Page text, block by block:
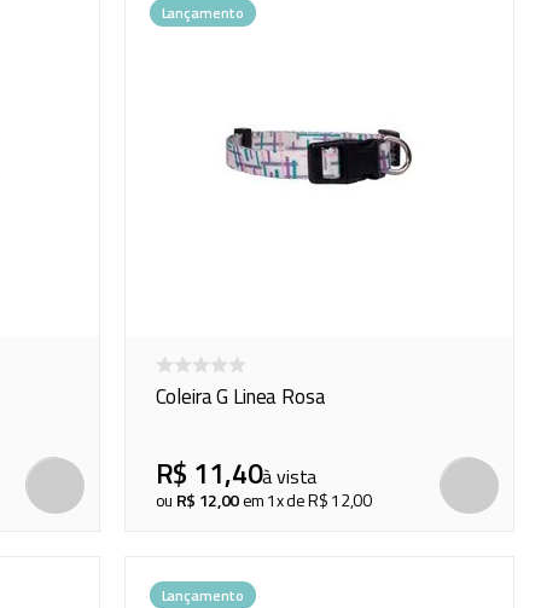
COMPRAR
Lançamento
Coleira G Linea Rosa
R$ 11,40à vista
ou R$ 12,00em1x deR$12,00
Lançamento